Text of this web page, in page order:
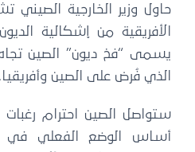
حاول وزير الخارجية الصيني
الأفريقية من إشكالية
يسمى “فخ ديون” الصين
الذي فُرض على الصين وأفريقيا.
ستواصل الصين احترام رغبات
أساس الوضع الفعلي في